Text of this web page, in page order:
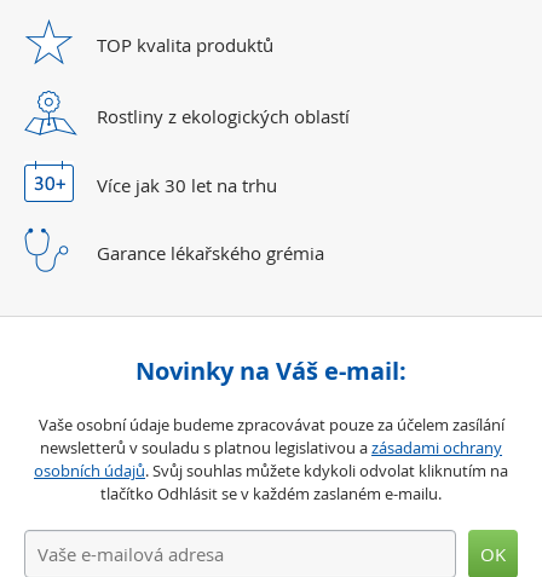
TOP kvalita produktů
Rostliny z ekologických oblastí
Více jak 30 let na trhu
Garance lékařského grémia
Novinky na Váš e-mail:
Vaše osobní údaje budeme zpracovávat pouze za účelem zasílání
newsletterů v souladu s platnou legislativou azásadami ochrany
osobních údajů. Svůj souhlas můžete kdykoli odvolat kliknutím na
tlačítko Odhlásit se v každém zaslaném e-mailu.
OK